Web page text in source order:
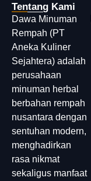
Tentang Kami
Dawa Minuman
Rempah (PT
Aneka Kuliner
Sejahtera) adalah
perusahaan
minuman herbal
berbahan rempah
nusantara dengan
sentuhan modern,
menghadirkan
rasa nikmat
sekaligus manfaat